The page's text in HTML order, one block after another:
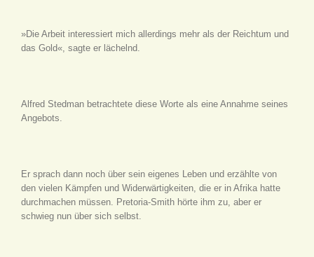
»Die Arbeit interessiert mich allerdings mehr als der Reichtum und
das Gold«, sagte er lächelnd.
Alfred Stedman betrachtete diese Worte als eine Annahme seines
Angebots.
Er sprach dann noch über sein eigenes Leben und erzählte von
den vielen Kämpfen und Widerwärtigkeiten, die er in Afrika hatte
durchmachen müssen. Pretoria-Smith hörte ihm zu, aber er
schwieg nun über sich selbst.